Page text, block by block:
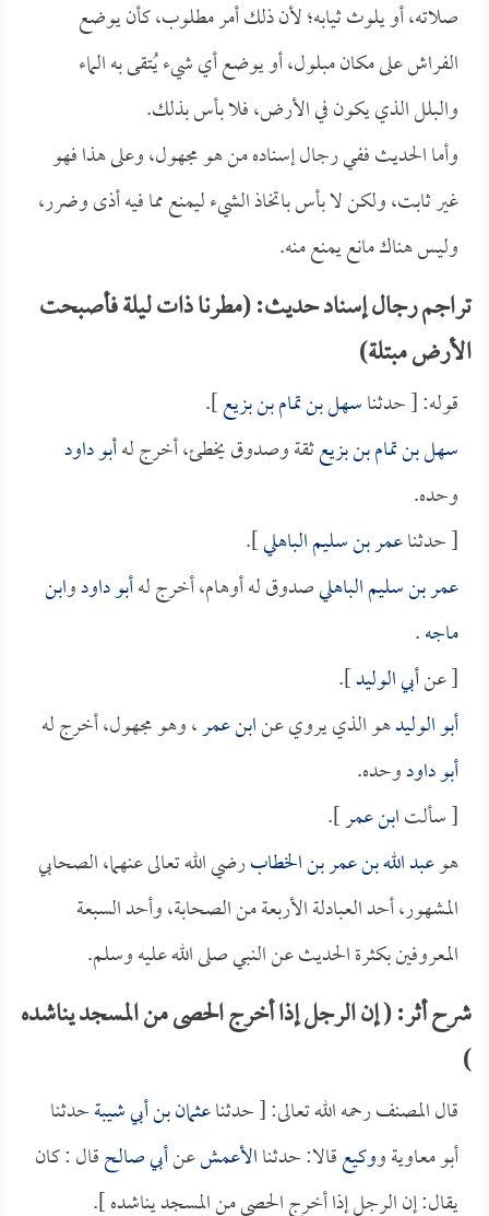
صلاته، أو يلوث ثيابه؛ لأن ذلك أمر مطلوب، كأن يوضع
الفراش على مكان مبلول، أو يوضع أي شيء يُتقى به الماء
والبلل الذي يكون في الأرض، فلا بأس بذلك.
وأما الحديث ففي رجال إسناده من هو مجهول، وعلى هذا فهو
غير ثابت، ولكن لا بأس باتخاذ الشيء ليمنع مما فيه أذى وضرر،
وليس هناك مانع يمنع منه.
تراجم رجال إسناد حديث: (مطرنا ذات ليلة فأصبحت
الأرض مبتلة)
قوله: [ حدثناسهل بن تمام بن بزيع].
سهل بن تمام بن بزيعثقة وصدوق يخطئ، أخرج لهأبو داود
وحده.
[ حدثناعمر بن سليم الباهلي].
عمر بن سليم الباهليصدوق له أوهام، أخرج لهأبو داودوابن
ماجه.
[ عنأبي الوليد].
أبو الوليدهو الذي يروي عنابن عمر، وهو مجهول، أخرج له
أبو داودوحده.
[ سألتابن عمر].
هوعبد الله بن عمر بن الخطابرضي الله تعالى عنهما، الصحابي
المشهور، أحد العبادلة الأربعة من الصحابة، وأحد السبعة
المعروفين بكثرة الحديث عن النبي صلى الله عليه وسلم.
شرح أثر: ( إن الرجل إذا أخرج الحصى من المسجد يناشده
)
قال المصنف رحمه الله تعالى: [ حدثناعثمان بن أبي شيبةحدثنا
أبو معاوية ووكيعقالا: حدثناالأعمشعنأبي صالحقال : كان
يقال: إن الرجل إذا أخرج الحصى من المسجد يناشده ].